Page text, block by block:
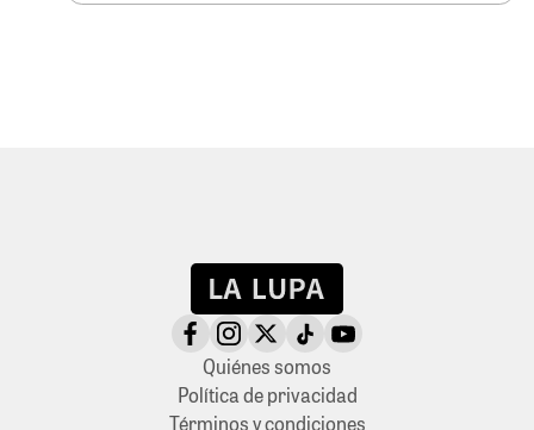
Quiénes somos
Política de privacidad
Términos y condiciones